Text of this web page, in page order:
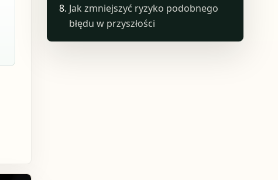
Jak zmniejszyć ryzyko podobnego
błędu w przyszłości